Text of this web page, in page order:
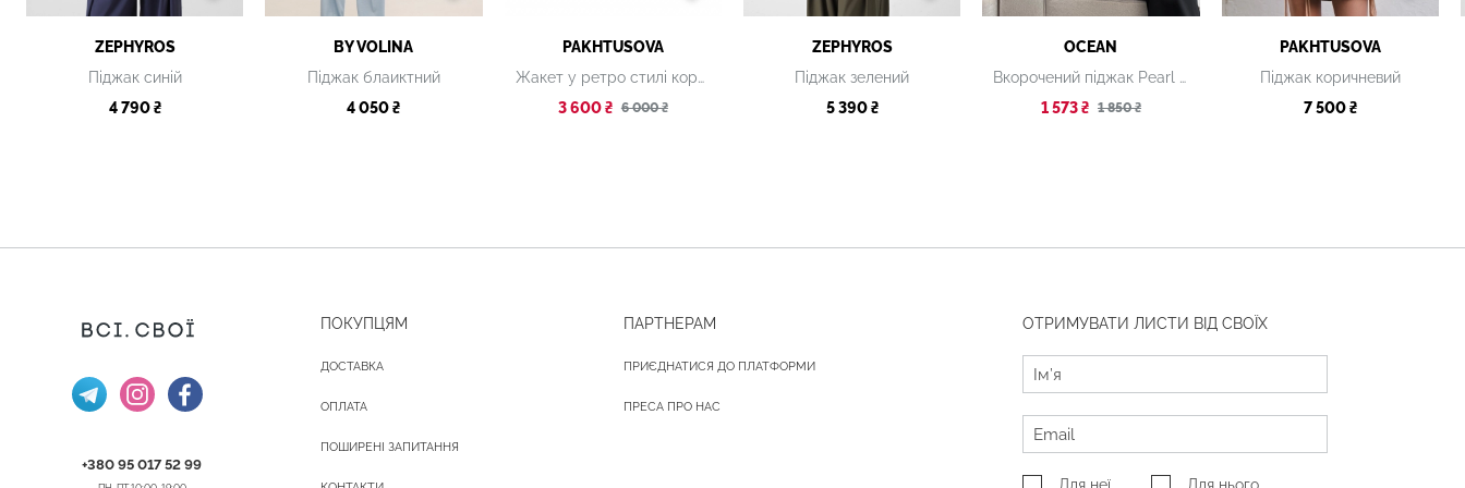
ZEPHYROS
Піджак синій
4 790 ₴
BY VOLINA
Піджак блаиктний
4 050 ₴
PAKHTUSOVA
Жакет у ретро стилі коричневий
3 600 ₴ 6 000 ₴
ZEPHYROS
Піджак зелений
5 390 ₴
OCEAN
Вкорочений піджак Pearl бордовий
1 573 ₴ 1 850 ₴
PAKHTUSOVA
Піджак коричневий
7 500 ₴
+380 95 017 52 99
ПОКУПЦЯМ
ДОСТАВКА
ОПЛАТА
ПОШИРЕНІ ЗАПИТАННЯ
ПАРТНЕРАМ
ПРИЄДНАТИСЯ ДО ПЛАТФОРМИ
ПРЕСА ПРО НАС
ОТРИМУВАТИ ЛИСТИ ВІД СВОЇХ